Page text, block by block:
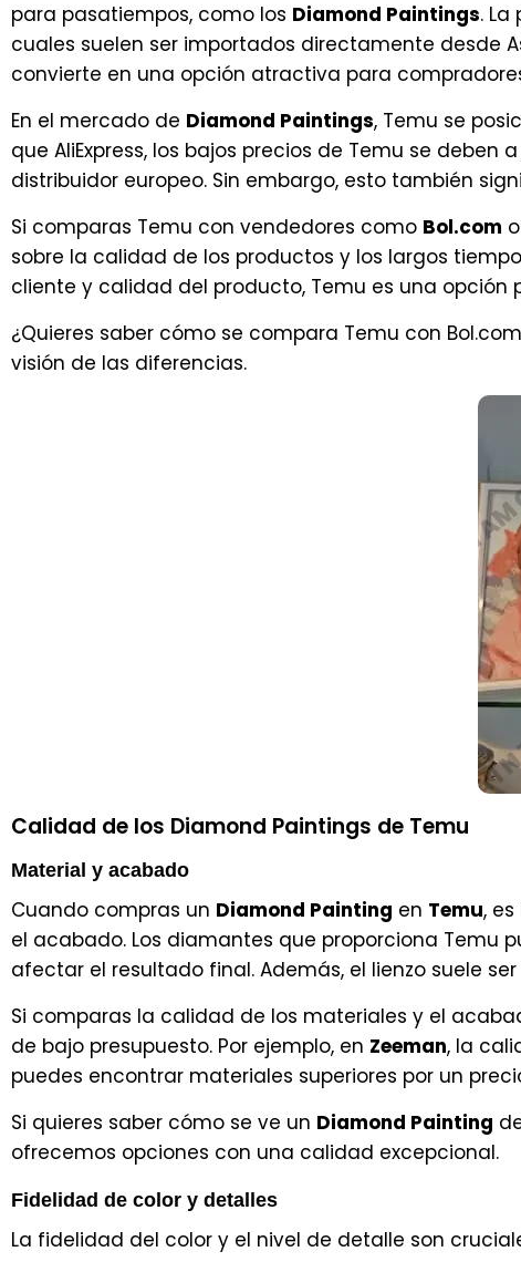
para pasatiempos, como los Diamond Paintings.
cuales suelen ser importados directamente desde
convierte en una opción atractiva para
En el mercado de Diamond Paintings, Temu se
que AliExpress, los bajos precios de Temu se
distribuidor europeo. Sin embargo, esto también
Si comparas Temu con vendedores como Bol.com o
sobre la calidad de los productos y los largos
cliente y calidad del producto, Temu es una
¿Quieres saber cómo se compara Temu con
visión de las diferencias.
Calidad de los Diamond Paintings de Temu
Material y acabado
Cuando compras un Diamond Painting en Temu,
el acabado. Los diamantes que proporciona Temu
afectar el resultado final. Además, el lienzo suele
Si comparas la calidad de los materiales y el
de bajo presupuesto. Por ejemplo, en Zeeman, la
puedes encontrar materiales superiores por un
Si quieres saber cómo se ve un Diamond Painting
ofrecemos opciones con una calidad excepcional.
Fidelidad de color y detalles
La fidelidad del color y el nivel de detalle son